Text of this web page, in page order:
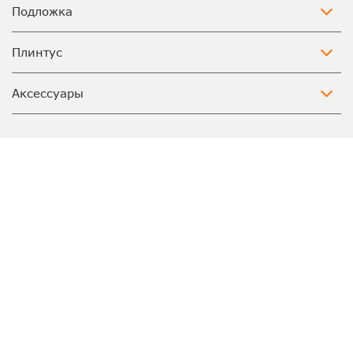
Подложка
Плинтус
Аксессуары